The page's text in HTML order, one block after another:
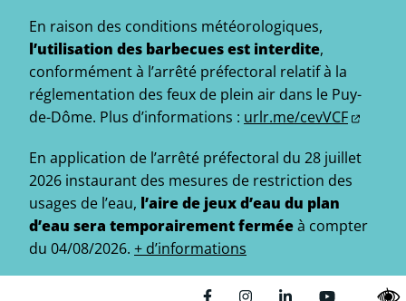
contenu
En raison des conditions météorologiques,
l’utilisation des barbecues est interdite,
conformément à l’arrêté préfectoral relatif à la
réglementation des feux de plein air dans le Puy-
de-Dôme. Plus d’informations : urlr.me/cevVCF
En application de l’arrêté préfectoral du 28 juillet
2026 instaurant des mesures de restriction des
usages de l’eau, l’aire de jeux d’eau du plan
d’eau sera temporairement ferméeà compter
du 04/08/2026. + d’informations